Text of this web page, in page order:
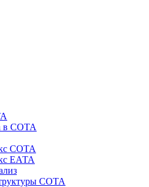
в СОТА
СОТА
ЕАТА
СОТА